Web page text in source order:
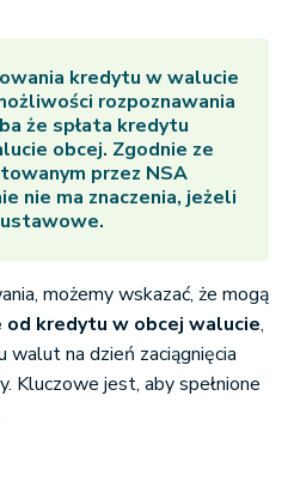
kredytu w walucie
rozpoznawania
że spłata kredytu
obcej. Zgodnie ze
przez NSA
nie ma znaczenia, jeżeli
możemy wskazać, że mogą
od kredytu w obcej walucie,
walut na dzień zaciągnięcia
Kluczowe jest, aby spełnione